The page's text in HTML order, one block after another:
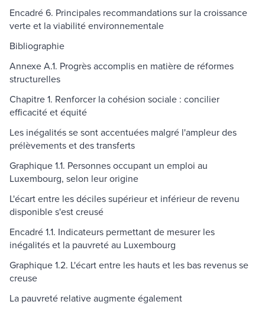
Encadré 6. Principales recommandations sur la croissance
verte et la viabilité environnementale
Bibliographie
Annexe A.1. Progrès accomplis en matière de réformes
structurelles
Chapitre 1. Renforcer la cohésion sociale : concilier
efficacité et équité
Les inégalités se sont accentuées malgré l'ampleur des
prélèvements et des transferts
Graphique 1.1. Personnes occupant un emploi au
Luxembourg, selon leur origine
L'écart entre les déciles supérieur et inférieur de revenu
disponible s'est creusé
Encadré 1.1. Indicateurs permettant de mesurer les
inégalités et la pauvreté au Luxembourg
Graphique 1.2. L'écart entre les hauts et les bas revenus se
creuse
La pauvreté relative augmente également